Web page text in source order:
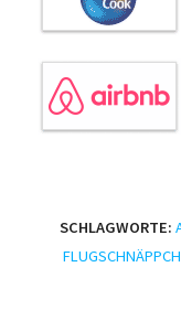
SCHLAGWORTE: